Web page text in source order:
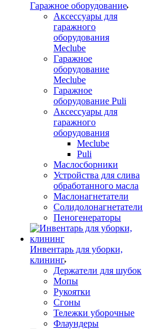
Гаражное оборудование
Аксессуары для
гаражного
оборудования
Meclube
Гаражное
оборудование
Meclube
Гаражное
оборудование Puli
Аксессуары для
гаражного
оборудования
Meclube
Puli
Маслосборники
Устройства для слива
обработанного масла
Маслонагнетатели
Солидолонагнетатели
Пеногенераторы
Инвентарь для уборки,
клининг
Держатели для шубок
Мопы
Рукоятки
Сгоны
Тележки уборочные
Флаундеры